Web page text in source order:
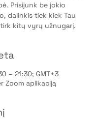
Prisijunk be jokio
dalinkis tiek kiek Tau
kitų vyrų užnugarį.
– 21:30; GMT+3
Zoom aplikaciją